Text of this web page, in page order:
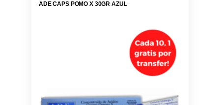
ADE CAPS POMO X 30GR AZUL